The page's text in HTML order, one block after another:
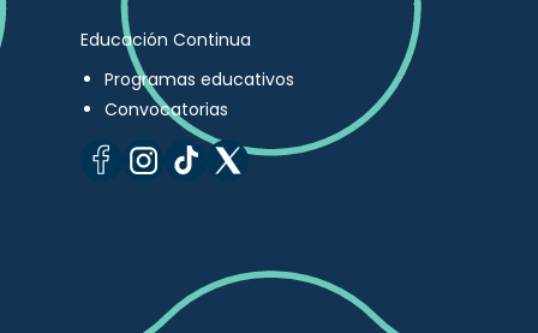
Educación Continua
Programas educativos
Convocatorias